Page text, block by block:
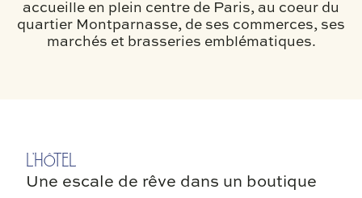
accueille en plein centre de Paris, au coeur du
quartier Montparnasse, de ses commerces, ses
marchés et brasseries emblématiques.
L’HÔTEL
Une escale de rêve dans un boutique